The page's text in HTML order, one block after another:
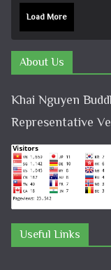
Load More
About Us
Khai Nguyen
Representative
Useful Links